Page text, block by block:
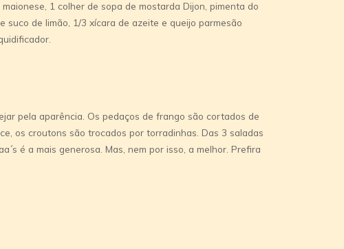
1 colher de sopa de mostarda Dijon, pimenta do
suco de limão, 1/3 xícara de azeite e queijo parmesão
pela aparência. Os pedaços de frango são cortados de
os croutons são trocados por torradinhas. Das 3 saladas
é a mais generosa. Mas, nem por isso, a melhor. Prefira